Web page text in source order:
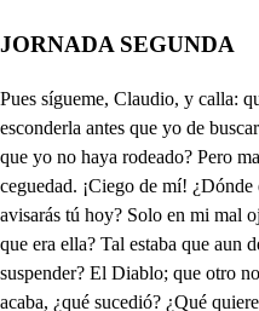
JORNADA SEGUNDA
Pues sígueme, Claudio, y calla: que mi rigurosa estrella se cansará de esconderla antes que yo de buscarla. ¿Qué ha quedado en la cuidad que yo no haya rodeado? Pero mal la habré encontrado si es tanta mi ceguedad. ¡Ciego de mí! ¿Dónde estuve cuando no la conocí? ¿No me avisarás tú hoy? Solo en mi mal ojos tuve. ¿Y qué? ¿No echaste de ver que era ella? Tal estaba que aun de mí no me acordaba. ¿Qué te pudo suspender? El Diablo; que otro no fue el que hacia allí me llevó. Di, acaba, ¿qué sucedió? ¿Qué quieres más que ciegue? Pues a Lupercia no vi, que estuve cual sombra vana, sin ver mujer ni aun gitana, ni aun a mí, ¡pues me perdí! ¿El cómo no me dirás? ¡Llórese el pesar presente! ¿Viste tal? No. Sí. No, ¡aguarda! En día hablada es la mujer. Ahora bien, voy a saber este enojo de Ricarda. No quieras que otro se cuente. Con eso le aumentas más. ¡Dímelo! La lengua teme… ¿Qué hiciste? Un loco exceso. ¿Mataste alguno? ¡Que era eso peor! ¿Qué fue? ¡Enamoreme! ¿Decir de quién falta hay? Yo lo diré, porque no: aunque ya te he dicho yo que a las gitanas no vi, ¡de los demás claro está quién tiene la culpa! ¡Aguarda! ¿Que quieres bien a Ricarda? ¡Estoy medio muerto ya! ¡Mira tú si ocasión fue el incendio de este fuego para tenerme allí ciego! Con harta menor cegué. ¿Y de mi mal nada dices? ¿Que tu impresa no te quitó? ¿Cómo que de tal delito, señor, no te escandalices? ¿No fuera más mi dolor? ¡Ven, que eso he de padecer o Lupercia aparecer! Ella se volvió, señor. Si se volvió, ¡seguirela! Mira que andes con cuidado de que estés siempre fundado en la propuesta cautela, y que digas que la dejo monja. Ya advertido estoy. Triste de mí, ¿dónde voy? ¿Cuál será mejor consejo donde mi honra hallaré, que esta busco y no a hija? Ella sola es quien me aguija, ¡más que sangre que engendré! En Burgos